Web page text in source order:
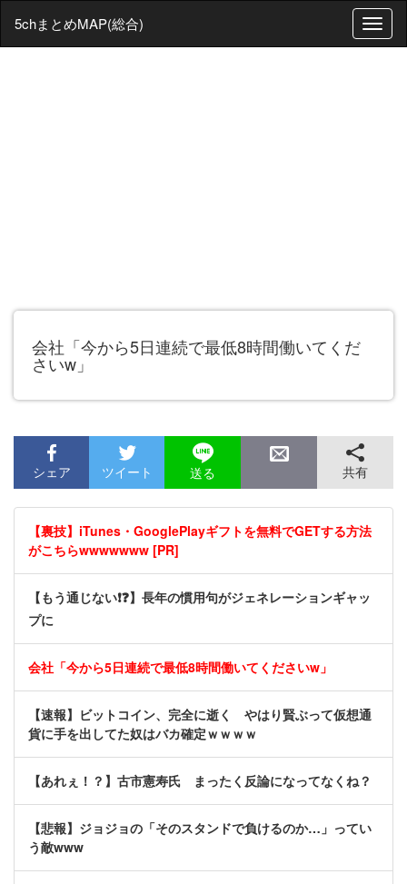
T
o
5chまとめMAP(総合)
会社「今から5日連続で最低8時間働いてくだ
さいw」
シェア ツイート 送る 共有
【裏技】iTunes・GooglePlayギフトを無料でGETする方法
がこちらwwwwwww [PR]
【もう通じない❗❓】長年の慣用句がジェネレーションギャッ
プに
会社「今から5日連続で最低8時間働いてくださいw」
【速報】ビットコイン、完全に逝く やはり賢ぶって仮想通
貨に手を出してた奴はバカ確定ｗｗｗｗ
【あれぇ！？】古市憲寿氏 まったく反論になってなくね？
【悲報】ジョジョの「そのスタンドで負けるのか…」ってい
う敵www